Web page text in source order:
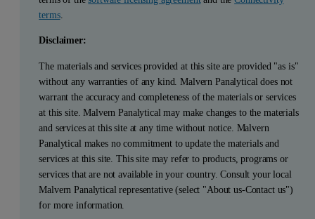
terms.
Disclaimer:
The materials and services provided at this site are provided "as is"
without any warranties of any kind. Malvern Panalytical does not
warrant the accuracy and completeness of the materials or services
at this site. Malvern Panalytical may make changes to the materials
and services at this site at any time without notice. Malvern
Panalytical makes no commitment to update the materials and
services at this site. This site may refer to products, programs or
services that are not available in your country. Consult your local
Malvern Panalytical representative (select "About us-Contact us")
for more information.